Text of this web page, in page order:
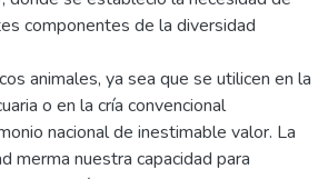
componentes de la diversidad
animales, ya sea que se utilicen en la
o en la cría convencional
nacional de inestimable valor. La
merma nuestra capacidad para